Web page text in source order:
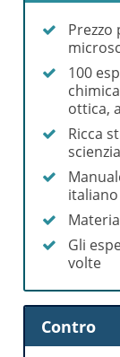
100
ottica,
Ricca
italiano
Gli
volte
Contro